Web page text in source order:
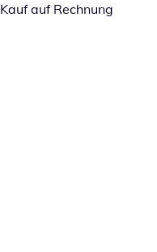
Kauf auf Rechnung